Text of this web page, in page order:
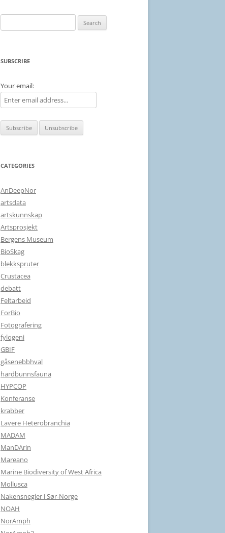
for:
SUBSCRIBE
Your email:
CATEGORIES
AnDeepNor
artsdata
artskunnskap
Artsprosjekt
Bergens Museum
BioSkag
blekkspruter
Crustacea
debatt
Feltarbeid
ForBio
Fotografering
fylogeni
GBIF
gåsenebbhval
hardbunnsfauna
HYPCOP
Konferanse
krabber
Lavere Heterobranchia
MADAM
ManDArin
Mareano
Marine Biodiversity of West Africa
Mollusca
Nakensnegler i Sør-Norge
NOAH
NorAmph